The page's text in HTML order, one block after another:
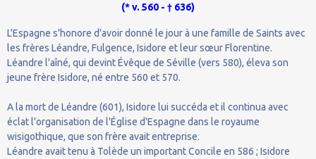
(* v. 560 - † 636)
L'Espagne s'honore d'avoir donné le jour à une famille de Saints avec
les frères Léandre, Fulgence, Isidore et leur sœur Florentine.
Léandre l'aîné, qui devint Évêque de Séville (vers 580), éleva son
jeune frère Isidore, né entre 560 et 570.
A la mort de Léandre (601), Isidore lui succéda et il continua avec
éclat l'organisation de l'Église d'Espagne dans le royaume
wisigothique, que son frère avait entreprise.
Léandre avait tenu à Tolède un important Concile en 586 ; Isidore